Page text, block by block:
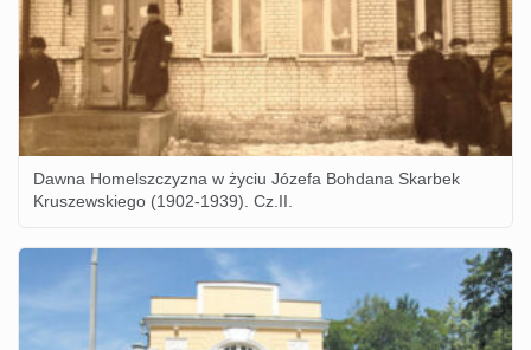
Dawna Homelszczyzna w życiu Józefa Bohdana Skarbek
Kruszewskiego (1902-1939). Cz.II.